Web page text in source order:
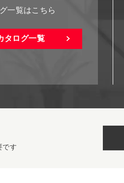
一覧はこちら
タログ一覧
です